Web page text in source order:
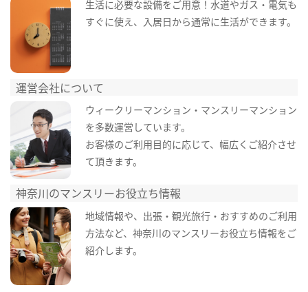
生活に必要な設備をご用意！水道やガス・電気も
すぐに使え、入居日から通常に生活ができます。
運営会社について
ウィークリーマンション・マンスリーマンション
を多数運営しています。
お客様のご利用目的に応じて、幅広くご紹介させ
て頂きます。
神奈川のマンスリーお役立ち情報
地域情報や、出張・観光旅行・おすすめのご利用
方法など、神奈川のマンスリーお役立ち情報をご
紹介します。